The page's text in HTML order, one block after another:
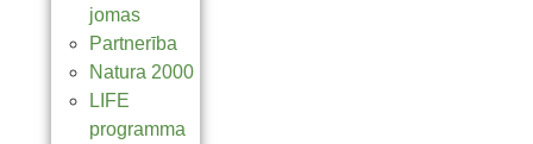
jomas
Partnerība
Natura 2000
LIFE
programma